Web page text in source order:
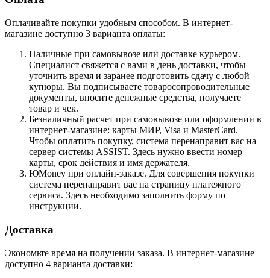
Оплачивайте покупки удобным способом. В интернет-
магазине доступно 3 варианта оплаты:
Наличные при самовывозе или доставке курьером.
Специалист свяжется с вами в день доставки, чтобы
уточнить время и заранее подготовить сдачу с любой
купюры. Вы подписываете товаросопроводительные
документы, вносите денежные средства, получаете
товар и чек.
Безналичный расчет при самовывозе или оформлении в
интернет-магазине: карты МИР, Visa и MasterCard.
Чтобы оплатить покупку, система перенаправит вас на
сервер системы ASSIST. Здесь нужно ввести номер
карты, срок действия и имя держателя.
ЮMoney при онлайн-заказе. Для совершения покупки
система перенаправит вас на страницу платежного
сервиса. Здесь необходимо заполнить форму по
инструкции.
Доставка
Экономьте время на получении заказа. В интернет-магазине
доступно 4 варианта доставки: